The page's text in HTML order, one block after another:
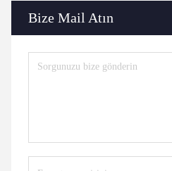
Bize Mail Atın